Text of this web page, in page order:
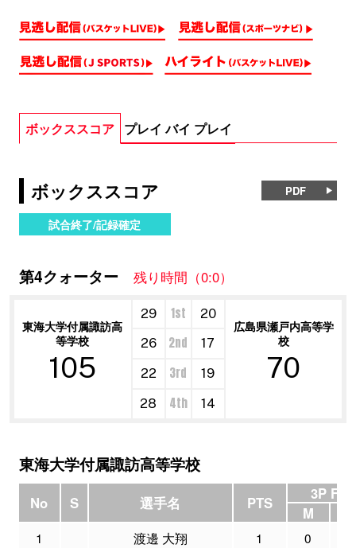
ボックススコア プレイ バイ プレイ
ボックススコア PDF
試合終了/記録確定
第4クォーター 残り時間（0:0）
東海大学付属諏訪高
等学校
105
29 1st 20
広島県瀬戸内高等学
校
70
26 2nd
17
22
3rd
19
28
4th 14
東海大学付属諏訪高等学校
No S 選手名 PTS
3P FG
M
1 渡邊 大翔 1 0